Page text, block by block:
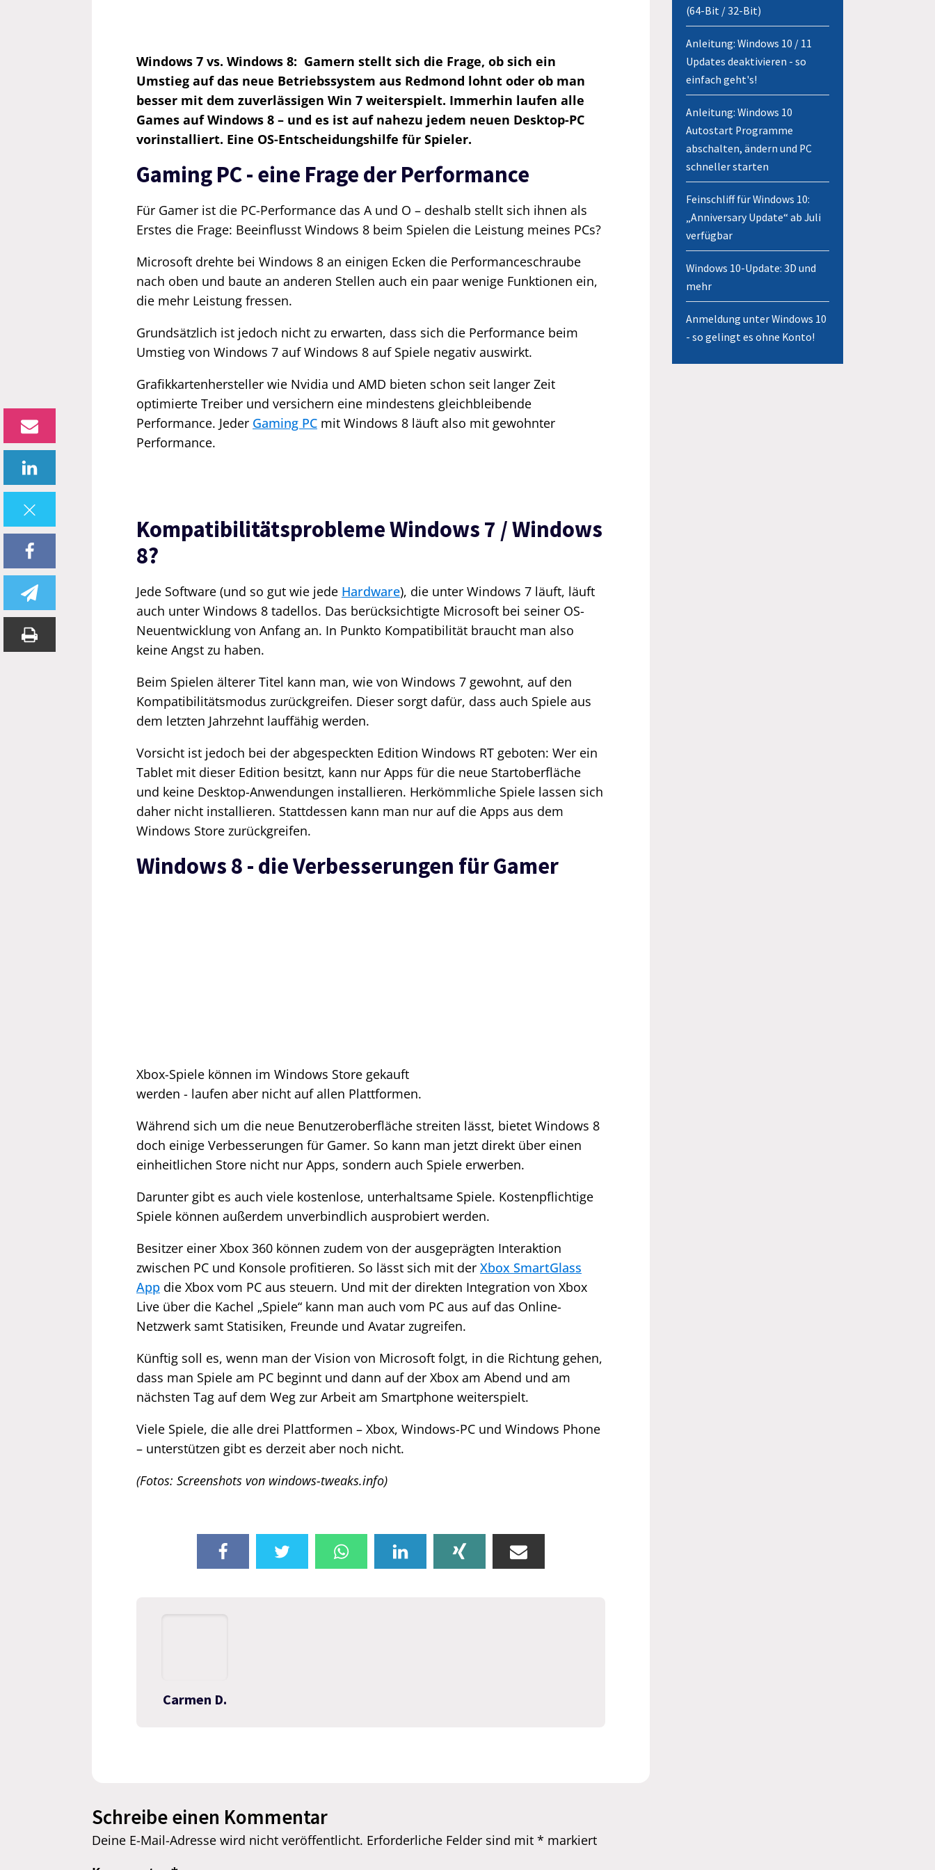
Windows 7 vs. Windows 8: Gamern stellt sich die Frage, ob sich ein
Umstieg auf das neue Betriebssystem aus Redmond lohnt oder ob man
besser mit dem zuverlässigen Win 7 weiterspielt. Immerhin laufen alle
Games auf Windows 8 – und es ist auf nahezu jedem neuen Desktop-PC
vorinstalliert. Eine OS-Entscheidungshilfe für Spieler.
Gaming PC - eine Frage der Performance
Für Gamer ist die PC-Performance das A und O – deshalb stellt sich ihnen als
Erstes die Frage: Beeinflusst Windows 8 beim Spielen die Leistung meines PCs?
Microsoft drehte bei Windows 8 an einigen Ecken die Performanceschraube
nach oben und baute an anderen Stellen auch ein paar wenige Funktionen ein,
die mehr Leistung fressen.
Grundsätzlich ist jedoch nicht zu erwarten, dass sich die Performance beim
Umstieg von Windows 7 auf Windows 8 auf Spiele negativ auswirkt.
Grafikkartenhersteller wie Nvidia und AMD bieten schon seit langer Zeit
optimierte Treiber und versichern eine mindestens gleichbleibende
Performance. Jeder Gaming PC mit Windows 8 läuft also mit gewohnter
Performance.
Kompatibilitätsprobleme Windows 7 / Windows
8?
Jede Software (und so gut wie jede Hardware), die unter Windows 7 läuft, läuft
auch unter Windows 8 tadellos. Das berücksichtigte Microsoft bei seiner OS-
Neuentwicklung von Anfang an. In Punkto Kompatibilität braucht man also
keine Angst zu haben.
Beim Spielen älterer Titel kann man, wie von Windows 7 gewohnt, auf den
Kompatibilitätsmodus zurückgreifen. Dieser sorgt dafür, dass auch Spiele aus
dem letzten Jahrzehnt lauffähig werden.
Vorsicht ist jedoch bei der abgespeckten Edition Windows RT geboten: Wer ein
Tablet mit dieser Edition besitzt, kann nur Apps für die neue Startoberfläche
und keine Desktop-Anwendungen installieren. Herkömmliche Spiele lassen sich
daher nicht installieren. Stattdessen kann man nur auf die Apps aus dem
Windows Store zurückgreifen.
Windows 8 - die Verbesserungen für Gamer
Xbox-Spiele können im Windows Store gekauft
werden - laufen aber nicht auf allen Plattformen.
Während sich um die neue Benutzeroberfläche streiten lässt, bietet Windows 8
doch einige Verbesserungen für Gamer. So kann man jetzt direkt über einen
einheitlichen Store nicht nur Apps, sondern auch Spiele erwerben.
Darunter gibt es auch viele kostenlose, unterhaltsame Spiele. Kostenpflichtige
Spiele können außerdem unverbindlich ausprobiert werden.
Besitzer einer Xbox 360 können zudem von der ausgeprägten Interaktion
zwischen PC und Konsole profitieren. So lässt sich mit der Xbox SmartGlass
App die Xbox vom PC aus steuern. Und mit der direkten Integration von Xbox
Live über die Kachel „Spiele“ kann man auch vom PC aus auf das Online-
Netzwerk samt Statisiken, Freunde und Avatar zugreifen.
Künftig soll es, wenn man der Vision von Microsoft folgt, in die Richtung gehen,
dass man Spiele am PC beginnt und dann auf der Xbox am Abend und am
nächsten Tag auf dem Weg zur Arbeit am Smartphone weiterspielt.
Viele Spiele, die alle drei Plattformen – Xbox, Windows-PC und Windows Phone
– unterstützen gibt es derzeit aber noch nicht.
(Fotos: Screenshots von windows-tweaks.info)
Carmen D.
(64-Bit / 32-Bit)
Anleitung: Windows 10 / 11
Updates deaktivieren - so
einfach geht's!
Anleitung: Windows 10
Autostart Programme
abschalten, ändern und PC
schneller starten
Feinschliff für Windows 10:
„Anniversary Update“ ab Juli
verfügbar
Windows 10-Update: 3D und
mehr
Anmeldung unter Windows 10
- so gelingt es ohne Konto!
Schreibe einen Kommentar
Deine E-Mail-Adresse wird nicht veröffentlicht. Erforderliche Felder sind mit * markiert